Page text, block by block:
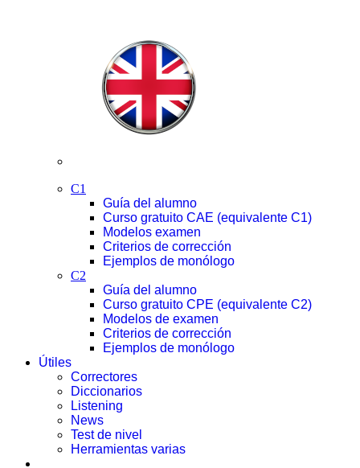
C1
Guía del alumno
Curso gratuito CAE (equivalente C1)
Modelos examen
Criterios de corrección
Ejemplos de monólogo
C2
Guía del alumno
Curso gratuito CPE (equivalente C2)
Modelos de examen
Criterios de corrección
Ejemplos de monólogo
Útiles
Correctores
Diccionarios
Listening
News
Test de nivel
Herramientas varias